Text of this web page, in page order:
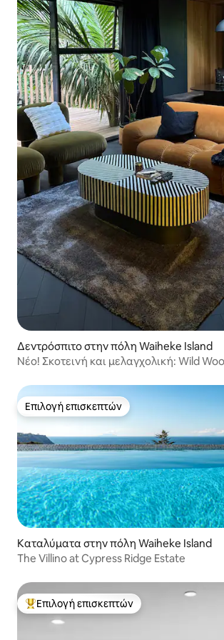
Δεντρόσπιτο στην πόλη Waiheke Island
Νέο! Σκοτεινή και μελαγχολική: Wild
Επιλογή επισκεπτών
Επιλογή επισκεπτών
Καταλύματα στην πόλη Waiheke Island
The Villino at Cypress Ridge Estate
Κορυφαία επιλογή επισκεπτών
Επιλογή επισκεπτών